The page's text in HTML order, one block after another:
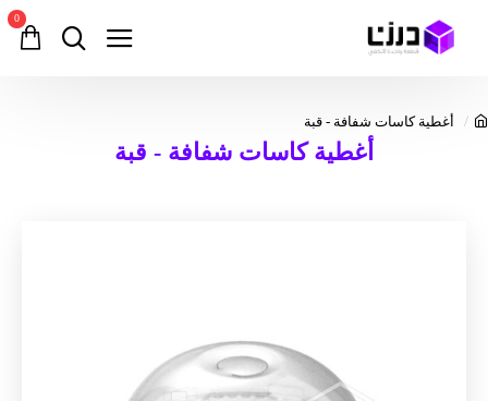
0
أغطية كاسات شفافة - قبة
أغطية كاسات شفافة - قبة